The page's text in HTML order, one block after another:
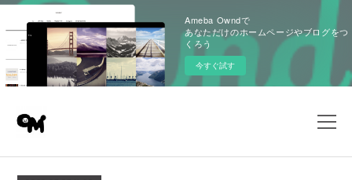
Ameba Owndで
あなただけのホームページやブログをつ
くろう
今すぐ試す